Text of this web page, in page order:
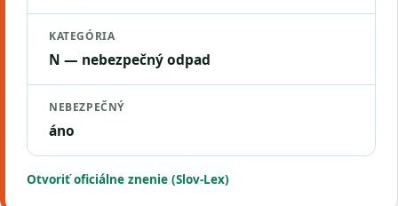
KATEGÓRIA
N — nebezpečný odpad
NEBEZPEČNÝ
áno
Otvoriť oficiálne znenie (Slov-Lex)